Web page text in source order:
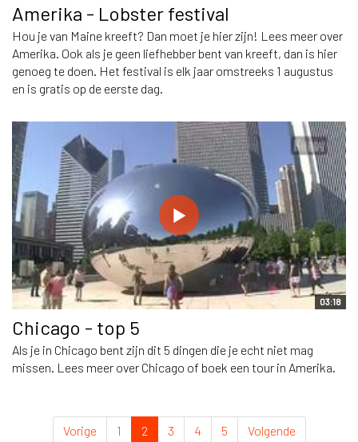
Amerika - Lobster festival
Hou je van Maine kreeft? Dan moet je hier zijn! Lees meer over
Amerika. Ook als je geen liefhebber bent van kreeft, dan is hier
genoeg te doen. Het festival is elk jaar omstreeks 1 augustus
en is gratis op de eerste dag.
03:18
Chicago - top 5
Als je in Chicago bent zijn dit 5 dingen die je echt niet mag
missen. Lees meer over Chicago of boek een tour in Amerika.
Vorige 1 2 3 4 5 Volgende